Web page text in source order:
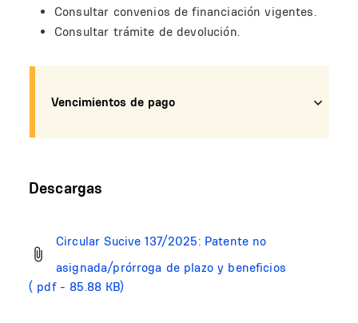
Consultar convenios de financiación vigentes.
Consultar trámite de devolución.
Vencimientos de pago
Descargas
Circular Sucive 137/2025: Patente no
asignada/prórroga de plazo y beneficios
( pdf - 85.88 KB)